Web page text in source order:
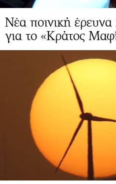
Νέα ποινική
για το «Κράτος